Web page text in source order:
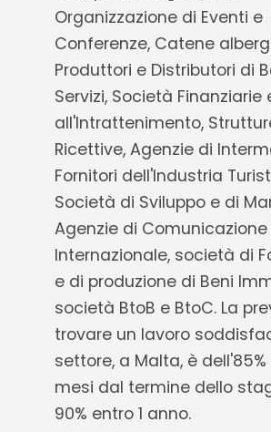
Organizzazione di Eventi e
Conferenze, Catene
Produttori e Distributori di
Servizi, Società
all'Intrattenimento,
Ricettive, Agenzie di
Fornitori dell'Industria
Società di Sviluppo e di
Agenzie di Comunicazione
Internazionale, società di
e di produzione di Beni
società BtoB e BtoC. La
trovare un lavoro
settore, a Malta, è
mesi dal termine dello
90% entro 1 anno.